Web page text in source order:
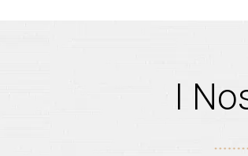
I